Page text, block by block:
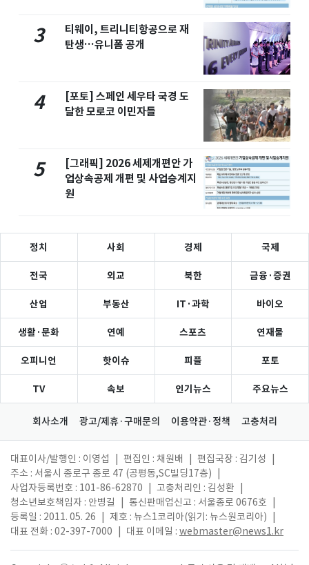
3
티웨이, 트리니티항공으로 재
탄생…유니폼 공개
4
[포토] 스페인 세우타 국경 도
달한 모로코 이민자들
5
[그래픽] 2026 세제개편안 가
업상속공제 개편 및 사업승계지
원
정치 사회 경제 국제
전국 외교 북한 금융·증권
산업 부동산 IT·과학 바이오
생활·문화 연예 스포츠 연재물
오피니언 핫이슈 피플 포토
TV 속보 인기뉴스 주요뉴스
회사소개 광고/제휴·구매문의 이용약관·정책 고충처리
대표이사/발행인 : 이영섭 편집인 : 채원배 편집국장 : 김기성
주소 : 서울시 종로구 종로 47 (공평동,SC빌딩17층)
사업자등록번호 : 101-86-62870
고충처리인 : 김성환
청소년보호책임자 : 안병길
통신판매업신고 : 서울종로 0676호
등록일 : 2011. 05. 26
제호 : 뉴스1코리아(읽기: 뉴스원코리아)
대표 전화 : 02-397-7000
대표 이메일 : webmaster@news1.kr